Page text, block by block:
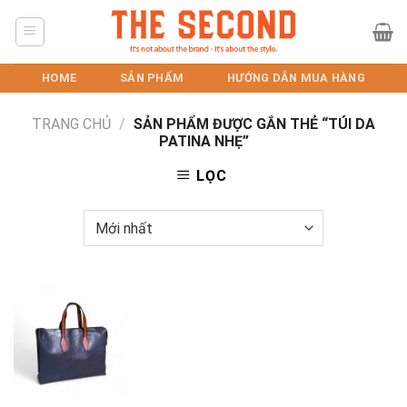
HOME SẢN PHẨM HƯỚNG DẪN MUA HÀNG
TRANG CHỦ / SẢN PHẨM ĐƯỢC GẮN THẺ “TÚI DA
PATINA NHẸ”
LỌC